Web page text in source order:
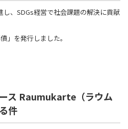
し、SDGs経営で社会課題の解決に貢献
」を発行しました。
ス Raumukarte（ラウム
件